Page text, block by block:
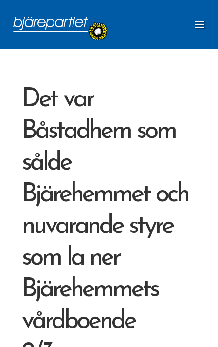
Det var
Båstadhem som
sålde
Bjärehemmet och
nuvarande styre
som la ner
Bjärehemmets
vårdboende